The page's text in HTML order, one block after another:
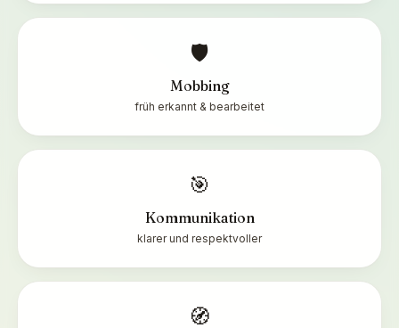
🛡️
Mobbing
früh erkannt & bearbeitet
🎯
Kommunikation
klarer und respektvoller
🧭